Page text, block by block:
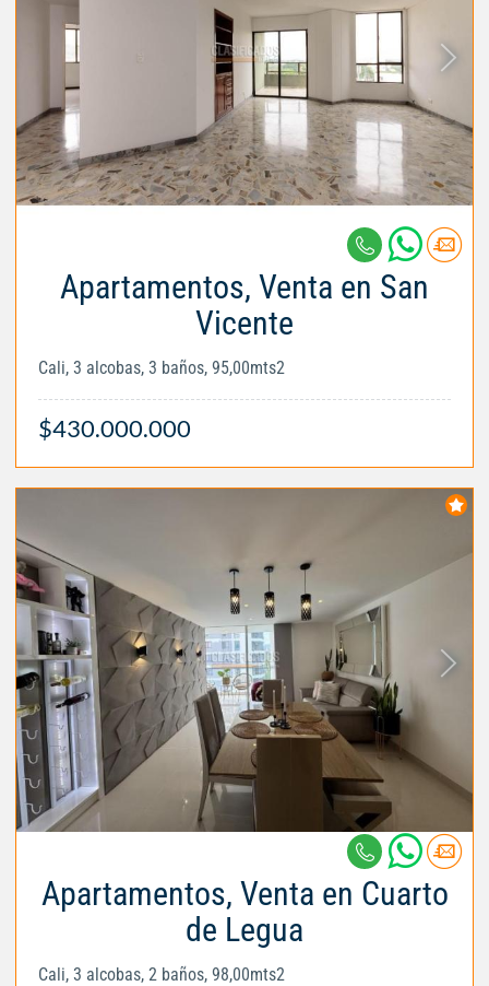
Apartamentos, Venta en San
Vicente
Cali, 3 alcobas, 3 baños, 95,00mts2
$430.000.000
Apartamentos, Venta en Cuarto
de Legua
Cali, 3 alcobas, 2 baños, 98,00mts2